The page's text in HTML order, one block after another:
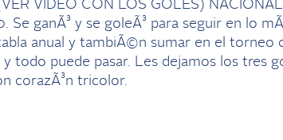
VIDEO CON LOS GOLES)
Se ganÃ³ y se goleÃ³ para seguir en lo
anual y tambiÃ©n sumar en el torneo
todo puede pasar. Les dejamos los tres
corazÃ³n tricolor.